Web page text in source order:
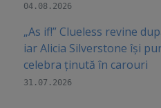
04.08.2026
„As if!” Clueless revine
iar Alicia Silverstone își
celebra ținută în carouri
31.07.2026